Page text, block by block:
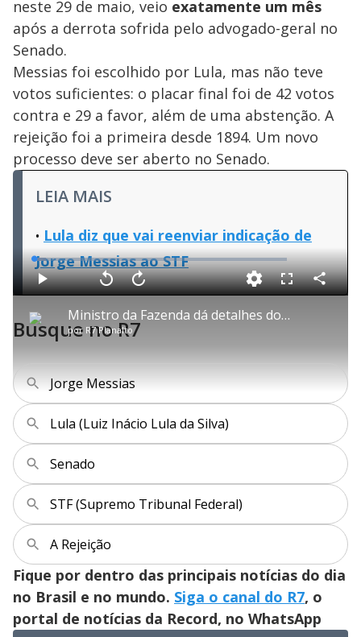
neste 29 de maio, veio exatamente um mês
após a derrota sofrida pelo advogado-geral no
Senado.
Messias foi escolhido por Lula, mas não teve
votos suficientes: o placar final foi de 42 votos
contra e 29 a favor, além de uma abstenção. A
rejeição foi a primeira desde 1894. Um novo
processo deve ser aberto no Senado.
LEIA MAIS
Lula diz que vai reenviar indicação de
Jorge Messias ao STF
P
l
a
y
V
i
d
Ministro da Fazenda dá detalhes do programa do governo contra o endividamento das famílias
por R7 Planalto
P V
t
a
r
1
u
n
o
A
n
ç
a
u
d
s
u
o
L
o
a
d
e
4
.
7
F
l
C
o
Busque no R7
Jorge Messias
Lula (Luiz Inácio Lula da Silva)
Senado
STF (Supremo Tribunal Federal)
A Rejeição
Fique por dentro das principais notícias do dia
no Brasil e no mundo. Siga o canal do R7, o
portal de notícias da Record, no WhatsApp